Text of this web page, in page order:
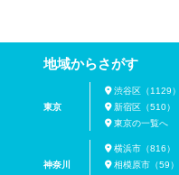
地域からさがす
東京
渋谷区（1129）
新宿区（510）
東京の一覧へ
神奈川
横浜市（816）
相模原市（59）